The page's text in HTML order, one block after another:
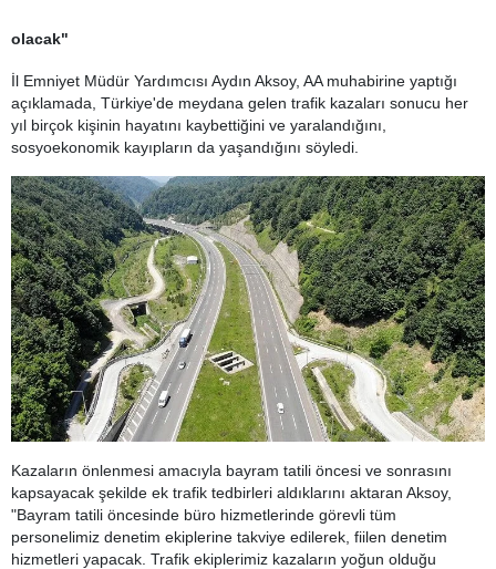
olacak"
İl Emniyet Müdür Yardımcısı Aydın Aksoy, AA muhabirine yaptığı
açıklamada, Türkiye'de meydana gelen trafik kazaları sonucu her
yıl birçok kişinin hayatını kaybettiğini ve yaralandığını,
sosyoekonomik kayıpların da yaşandığını söyledi.
Kazaların önlenmesi amacıyla bayram tatili öncesi ve sonrasını
kapsayacak şekilde ek trafik tedbirleri aldıklarını aktaran Aksoy,
"Bayram tatili öncesinde büro hizmetlerinde görevli tüm
personelimiz denetim ekiplerine takviye edilerek, fiilen denetim
hizmetleri yapacak. Trafik ekiplerimiz kazaların yoğun olduğu